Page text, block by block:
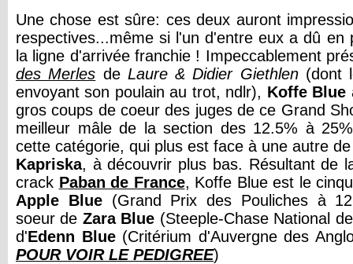
Une chose est sûre: ces deux auront
respectives...même si l'un d'entre eux a dû en
la ligne d'arrivée franchie ! Impeccablement
des Merles de Laure & Didier Giethlen(dont
envoyant son poulain au trot, ndlr), Koffe Blue
gros coups de coeur des juges de ce Grand
meilleur mâle de la section des 12.5% à
cette catégorie, qui plus est face à une autre
Kapriska, à découvrir plus bas. Résultant de
crack Paban de France, Koffe Blue est le
Apple Blue(Grand Prix des Pouliches à
soeur de Zara Blue (Steeple-Chase National
d'Edenn Blue(Critérium d'Auvergne des
POUR VOIR LE PEDIGREE)